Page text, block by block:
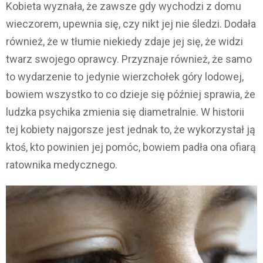
Kobieta wyznała, że zawsze gdy wychodzi z domu
wieczorem, upewnia się, czy nikt jej nie śledzi. Dodała
również, że w tłumie niekiedy zdaje jej się, że widzi
twarz swojego oprawcy. Przyznaje również, że samo
to wydarzenie to jedynie wierzchołek góry lodowej,
bowiem wszystko to co dzieje się później sprawia, że
ludzka psychika zmienia się diametralnie. W historii
tej kobiety najgorsze jest jednak to, że wykorzystał ją
ktoś, kto powinien jej pomóc, bowiem padła ona ofiarą
ratownika medycznego.